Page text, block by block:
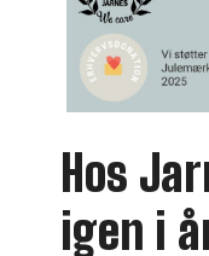
Hos
igen i